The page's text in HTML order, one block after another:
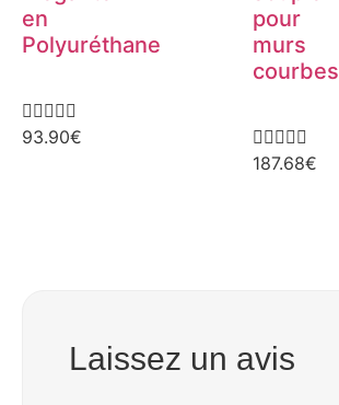
en
Polyuréthane

93.90€
pour
murs
courbes

187.68€
Laissez un avis